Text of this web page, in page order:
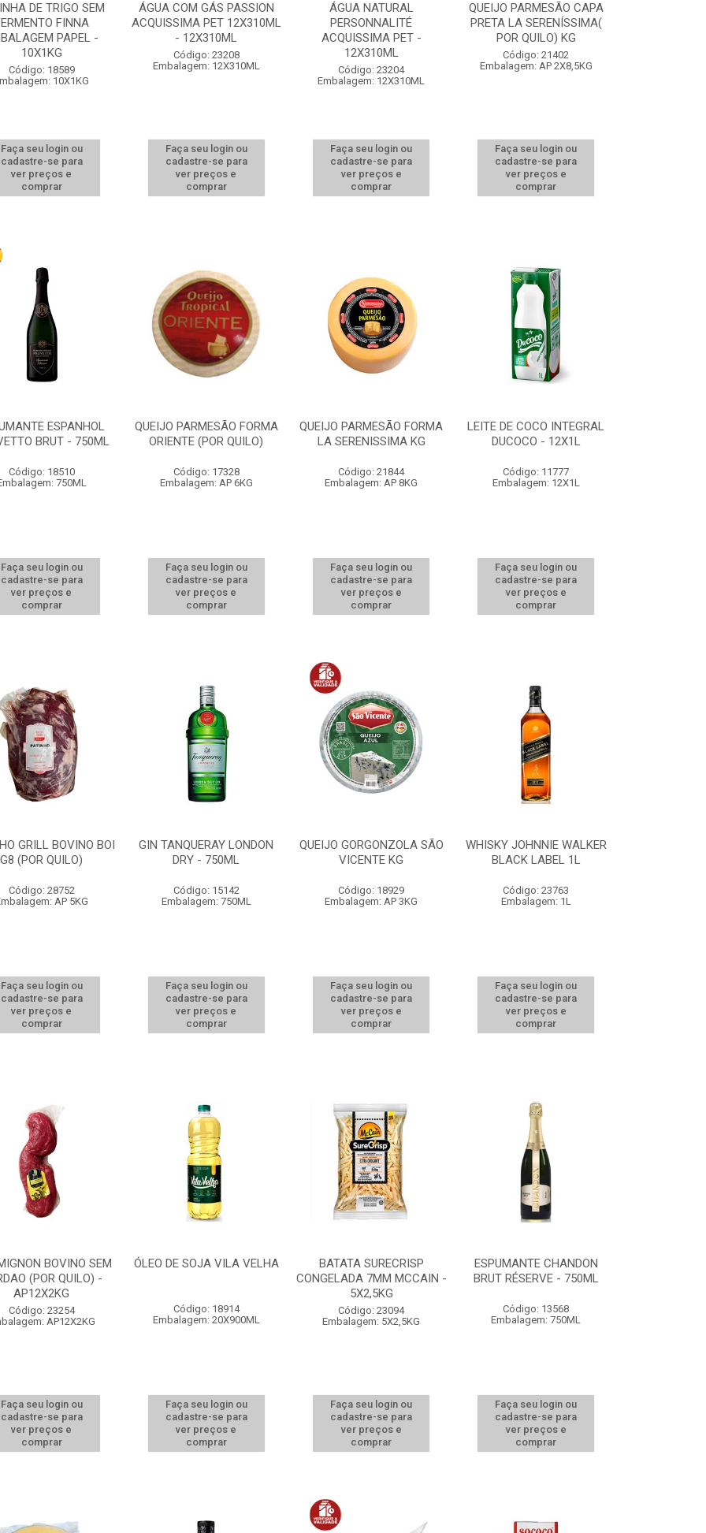
DE TRIGO SEM
FINNA
PAPEL -
10X1KG
Código: 18589
10X1KG
Faça seu login ou
cadastre-se para
ver preços e
comprar
ÁGUA COM GÁS PASSION
ACQUISSIMA PET 12X310ML
- 12X310ML
Código: 23208
Embalagem: 12X310ML
Faça seu login ou
cadastre-se para
ver preços e
comprar
ÁGUA NATURAL
PERSONNALITÉ
ACQUISSIMA PET -
12X310ML
Código: 23204
Embalagem: 12X310ML
Faça seu login ou
cadastre-se para
ver preços e
comprar
QUEIJO PARMESÃO CAPA
PRETA LA SERENÍSSIMA(
POR QUILO) KG
Código: 21402
Embalagem: AP 2X8,5KG
Faça seu login ou
cadastre-se para
ver preços e
comprar
ESPANHOL
BRUT - 750ML
Código: 18510
750ML
Faça seu login ou
cadastre-se para
ver preços e
comprar
QUEIJO PARMESÃO FORMA
ORIENTE (POR QUILO)
Código: 17328
Embalagem: AP 6KG
Faça seu login ou
cadastre-se para
ver preços e
comprar
QUEIJO PARMESÃO FORMA
LA SERENISSIMA KG
Código: 21844
Embalagem: AP 8KG
Faça seu login ou
cadastre-se para
ver preços e
comprar
LEITE DE COCO INTEGRAL
DUCOCO - 12X1L
Código: 11777
Embalagem: 12X1L
Faça seu login ou
cadastre-se para
ver preços e
comprar
GRILL BOVINO BOI
G8 (POR QUILO)
Código: 28752
AP 5KG
Faça seu login ou
cadastre-se para
ver preços e
comprar
GIN TANQUERAY LONDON
DRY - 750ML
Código: 15142
Embalagem: 750ML
Faça seu login ou
cadastre-se para
ver preços e
comprar
QUEIJO GORGONZOLA SÃO
VICENTE KG
Código: 18929
Embalagem: AP 3KG
Faça seu login ou
cadastre-se para
ver preços e
comprar
WHISKY JOHNNIE WALKER
BLACK LABEL 1L
Código: 23763
Embalagem: 1L
Faça seu login ou
cadastre-se para
ver preços e
comprar
BOVINO SEM
(POR QUILO) -
AP12X2KG
Código: 23254
AP12X2KG
Faça seu login ou
cadastre-se para
ver preços e
comprar
ÓLEO DE SOJA VILA VELHA
Código: 18914
Embalagem: 20X900ML
Faça seu login ou
cadastre-se para
ver preços e
comprar
BATATA SURECRISP
CONGELADA 7MM MCCAIN -
5X2,5KG
Código: 23094
Embalagem: 5X2,5KG
Faça seu login ou
cadastre-se para
ver preços e
comprar
ESPUMANTE CHANDON
BRUT RÉSERVE - 750ML
Código: 13568
Embalagem: 750ML
Faça seu login ou
cadastre-se para
ver preços e
comprar